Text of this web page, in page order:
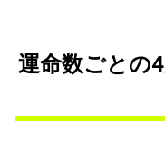
運命数ごとの